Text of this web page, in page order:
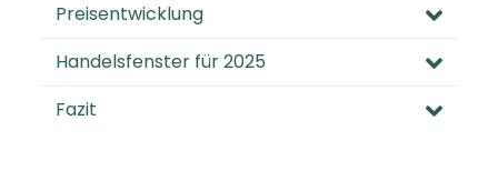
Preisentwicklung
Handelsfenster für 2025
Fazit